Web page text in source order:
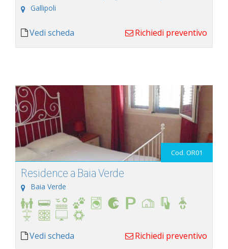
Gallipoli
Vedi scheda Richiedi preventivo
Cod. OR01
Residence a Baia Verde
Baia Verde
Vedi scheda Richiedi preventivo